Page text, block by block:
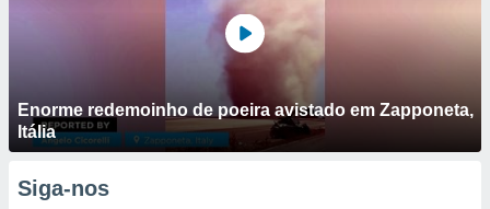
Enorme redemoinho de poeira avistado em Zapponeta,
Itália
Siga-nos